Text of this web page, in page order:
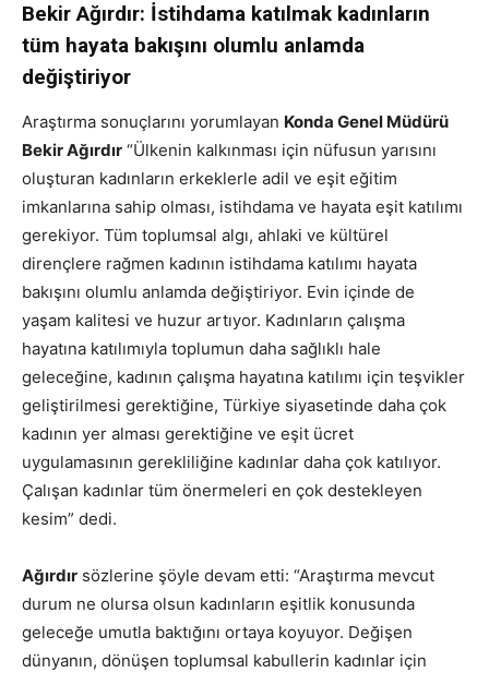
Bekir Ağırdır: İstihdama katılmak kadınların
tüm hayata bakışını olumlu anlamda
değiştiriyor
Araştırma sonuçlarını yorumlayan Konda Genel Müdürü
Bekir Ağırdır “Ülkenin kalkınması için nüfusun yarısını
oluşturan kadınların erkeklerle adil ve eşit eğitim
imkanlarına sahip olması, istihdama ve hayata eşit katılımı
gerekiyor. Tüm toplumsal algı, ahlaki ve kültürel
dirençlere rağmen kadının istihdama katılımı hayata
bakışını olumlu anlamda değiştiriyor. Evin içinde de
yaşam kalitesi ve huzur artıyor. Kadınların çalışma
hayatına katılımıyla toplumun daha sağlıklı hale
geleceğine, kadının çalışma hayatına katılımı için teşvikler
geliştirilmesi gerektiğine, Türkiye siyasetinde daha çok
kadının yer alması gerektiğine ve eşit ücret
uygulamasının gerekliliğine kadınlar daha çok katılıyor.
Çalışan kadınlar tüm önermeleri en çok destekleyen
kesim” dedi.
Ağırdır sözlerine şöyle devam etti: “Araştırma mevcut
durum ne olursa olsun kadınların eşitlik konusunda
geleceğe umutla baktığını ortaya koyuyor. Değişen
dünyanın, dönüşen toplumsal kabullerin kadınlar için